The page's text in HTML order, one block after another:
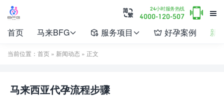

24小时服务热线
4000-120-507 

首页 马来BFG  服务项目   好孕案例 新
当前位置： 首页 » 新闻动态 » 正文
马来西亚代孕流程步骤